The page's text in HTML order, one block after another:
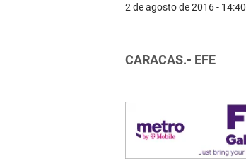
2 de agosto de 2016 - 14:40
CARACAS.- EFE